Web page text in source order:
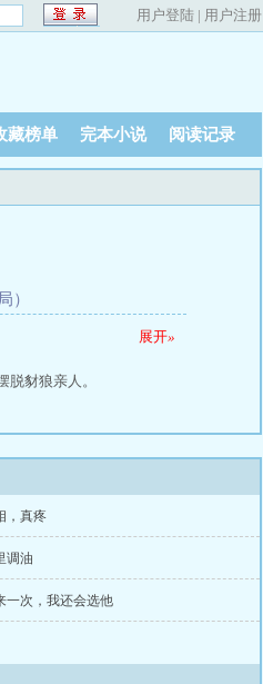
用户登陆 | 用户注册
藏榜单 完本小说 阅读记录
）
展开»
豺狼亲人。
，真疼
调油
一次，我还会选他